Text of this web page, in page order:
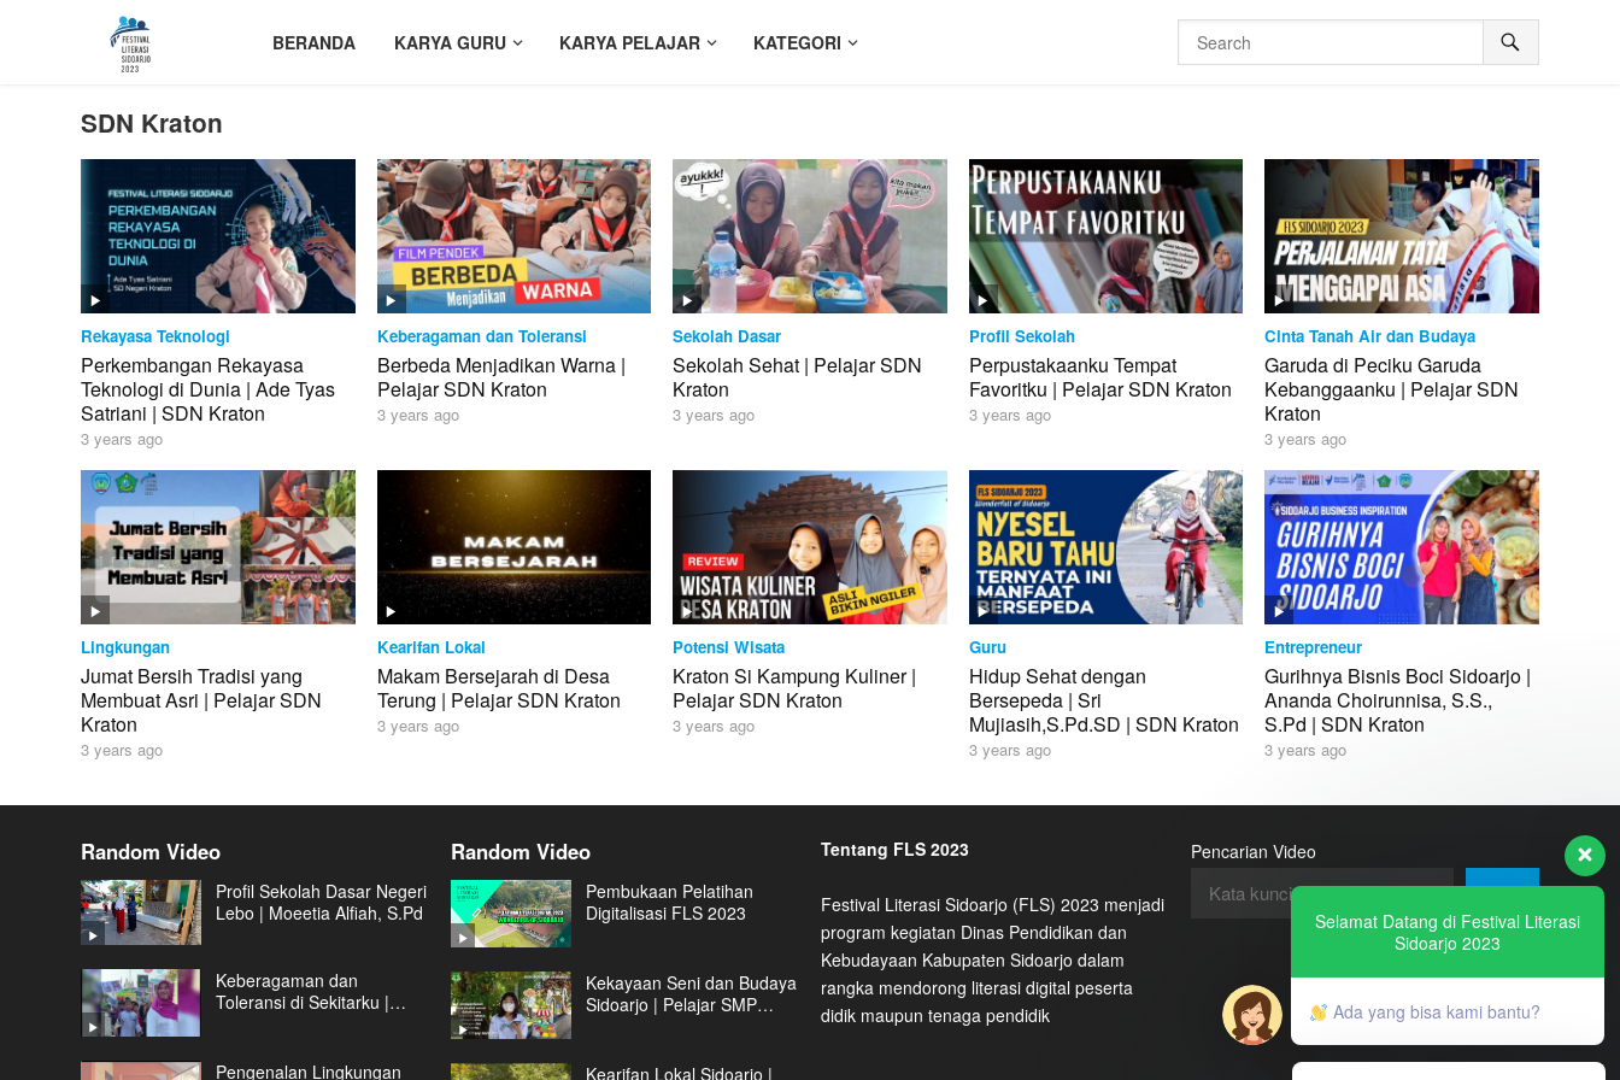
BERANDA KARYA GURU KARYA PELAJAR KATEGORI
SDN Kraton
Rekayasa Teknologi
Perkembangan Rekayasa
Teknologi di Dunia | Ade Tyas
Satriani | SDN Kraton
3 years ago
Keberagaman dan Toleransi
Berbeda Menjadikan Warna |
Pelajar SDN Kraton
3 years ago
Sekolah Dasar
Sekolah Sehat | Pelajar SDN
Kraton
3 years ago
Profil Sekolah
Perpustakaanku Tempat
Favoritku | Pelajar SDN Kraton
3 years ago
Cinta Tanah Air dan Budaya
Garuda di Peciku Garuda
Kebanggaanku | Pelajar SDN
Kraton
3 years ago
Lingkungan
Jumat Bersih Tradisi yang
Membuat Asri | Pelajar SDN
Kraton
3 years ago
Kearifan Lokal
Makam Bersejarah di Desa
Terung | Pelajar SDN Kraton
3 years ago
Potensi Wisata
Kraton Si Kampung Kuliner |
Pelajar SDN Kraton
3 years ago
Guru
Hidup Sehat dengan
Bersepeda | Sri
Mujiasih,S.Pd.SD | SDN Kraton
3 years ago
Entrepreneur
Gurihnya Bisnis Boci Sidoarjo |
Ananda Choirunnisa, S.S.,
S.Pd | SDN Kraton
3 years ago
Random Video
Profil Sekolah Dasar Negeri
Lebo | Moeetia Alfiah, S.Pd
Keberagaman dan
Toleransi di Sekitarku |
Pengenalan Lingkungan
Random Video
Pembukaan Pelatihan
Digitalisasi FLS 2023
Kekayaan Seni dan Budaya
Sidoarjo | Pelajar SMP
Kearifan Lokal Sidoarjo |
Tentang FLS 2023
Festival Literasi Sidoarjo (FLS) 2023 menjadi
program kegiatan Dinas Pendidikan dan
Kebudayaan Kabupaten Sidoarjo dalam
rangka mendorong literasi digital peserta
didik maupun tenaga pendidik
Pencarian Video
Cari
Selamat Datang di Festival Literasi
Sidoarjo 2023
Ada yang bisa kami bantu?